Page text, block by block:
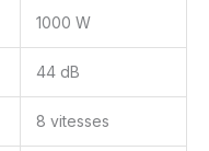
1000 W
44 dB
8 vitesses